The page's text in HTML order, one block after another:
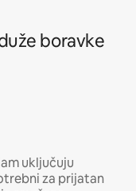
boravke
uključuju
za prijatan